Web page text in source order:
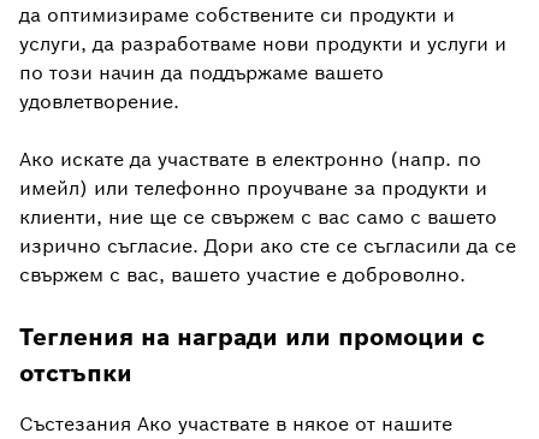
да оптимизираме собствените си продукти и
услуги, да разработваме нови продукти и услуги и
по този начин да поддържаме вашето
удовлетворение.
Ако искате да участвате в електронно (напр. по
имейл) или телефонно проучване за продукти и
клиенти, ние ще се свържем с вас само с вашето
изрично съгласие. Дори ако сте се съгласили да се
свържем с вас, вашето участие е доброволно.
Тегления на награди или промоции с
отстъпки
Състезания Ако участвате в някое от нашите